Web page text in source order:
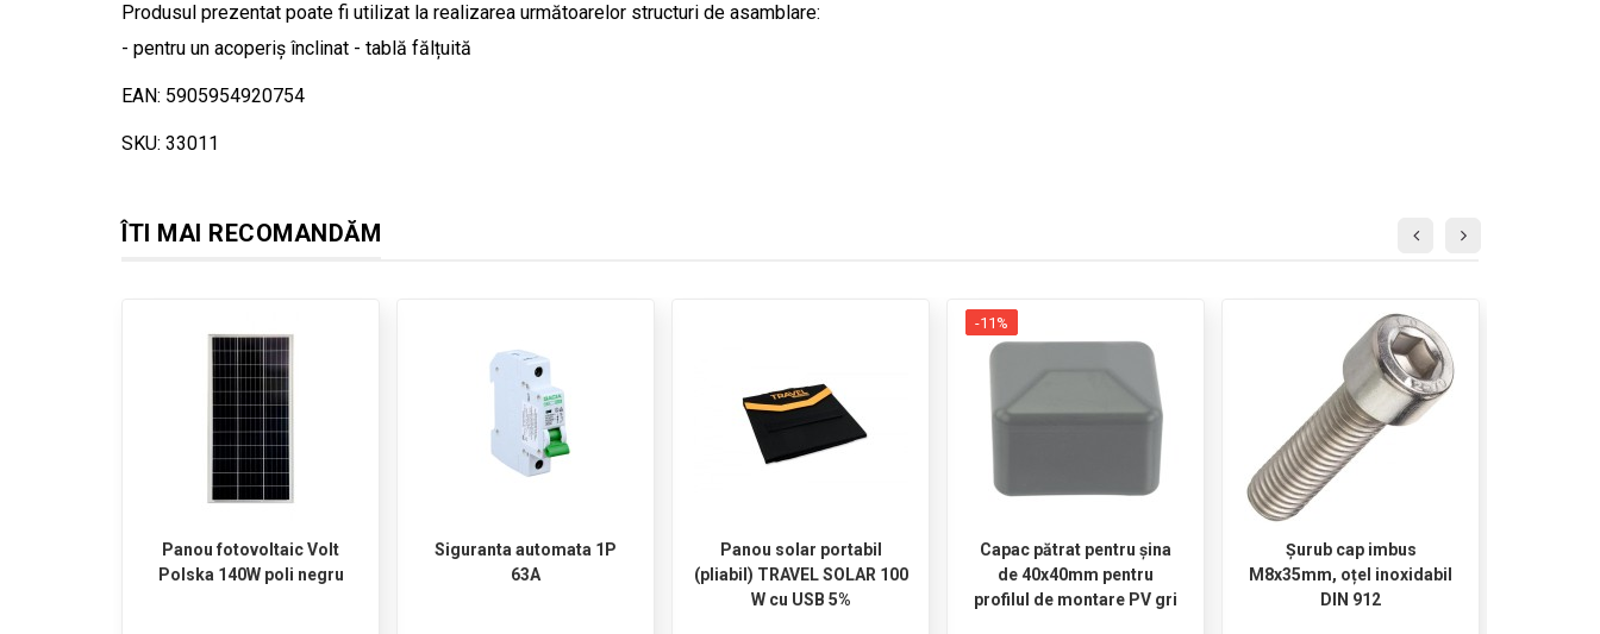
Produsul prezentat poate fi utilizat la realizarea următoarelor structuri de asamblare:
- pentru un acoperiș înclinat - tablă fălțuită
EAN: 5905954920754
SKU: 33011
ÎTI MAI RECOMANDĂM
Panou fotovoltaic Volt
Polska 140W poli negru
Siguranta automata 1P
63A
Panou solar portabil
(pliabil) TRAVEL SOLAR 100
W cu USB 5%
Capac pătrat pentru șina
de 40x40mm pentru
profilul de montare PV gri
-11%
Șurub cap imbus
M8x35mm, oțel inoxidabil
DIN 912